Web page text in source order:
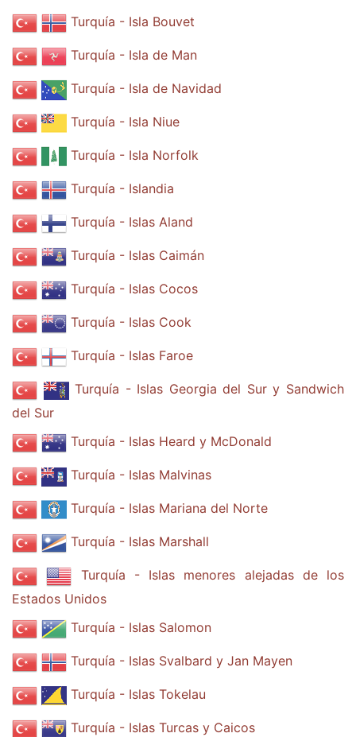
Turquía - Isla Bouvet
Turquía - Isla de Man
Turquía - Isla de Navidad
Turquía - Isla Niue
Turquía - Isla Norfolk
Turquía - Islandia
Turquía - Islas Aland
Turquía - Islas Caimán
Turquía - Islas Cocos
Turquía - Islas Cook
Turquía - Islas Faroe
Turquía - Islas Georgia del Sur y Sandwich
del Sur
Turquía - Islas Heard y McDonald
Turquía - Islas Malvinas
Turquía - Islas Mariana del Norte
Turquía - Islas Marshall
Turquía - Islas menores alejadas de los
Estados Unidos
Turquía - Islas Salomon
Turquía - Islas Svalbard y Jan Mayen
Turquía - Islas Tokelau
Turquía - Islas Turcas y Caicos